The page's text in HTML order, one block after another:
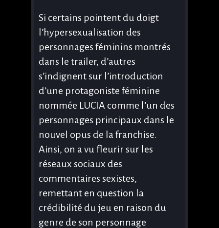
Si certains pointent du doigt
l’hypersexualisation des
personnages féminins montrés
dans le trailer, d’autres
s’indignent sur l’introduction
d’une protagoniste féminine
nommée LUCIA comme l’un des
personnages principaux dans le
nouvel opus de la franchise.
Ainsi, on a vu fleurir sur les
réseaux sociaux des
commentaires sexistes,
remettant en question la
crédibilité du jeu en raison du
genre de son personnage